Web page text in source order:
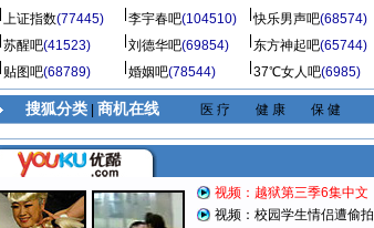
上证指数(77445) 李宇春吧(104510) 快乐男声吧(68574)
苏醒吧(41523) 刘德华吧(69854) 东方神起吧(65744)
贴图吧(68789) 婚姻吧(78544) 37℃女人吧(6985)
搜狐分类| 商机在线 医 疗 健 康 保 健
视频：越狱第三季6集中文
视频：校园学生情侣遭偷拍